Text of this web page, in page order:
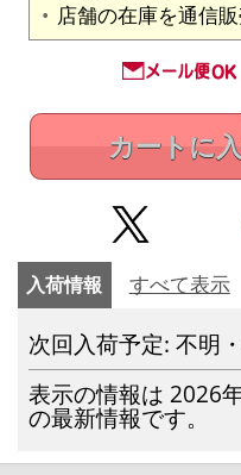
店舗の在庫を通信
カートに
入荷情報 すべて表示
次回入荷予定: 不明
表示の情報は 2026
の最新情報です。